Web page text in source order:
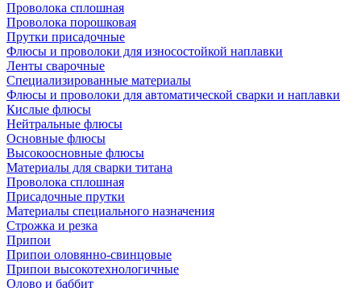
Проволока сплошная
Проволока порошковая
Прутки присадочные
Флюсы и проволоки для износостойкой наплавки
Ленты сварочные
Специализированные материалы
Флюсы и проволоки для автоматической сварки и наплавки
Кислые флюсы
Нейтральные флюсы
Основные флюсы
Высокоосновные флюсы
Материалы для сварки титана
Проволока сплошная
Присадочные прутки
Материалы специального назначения
Строжка и резка
Припои
Припои оловянно-свинцовые
Припои высокотехнологичные
Олово и баббит